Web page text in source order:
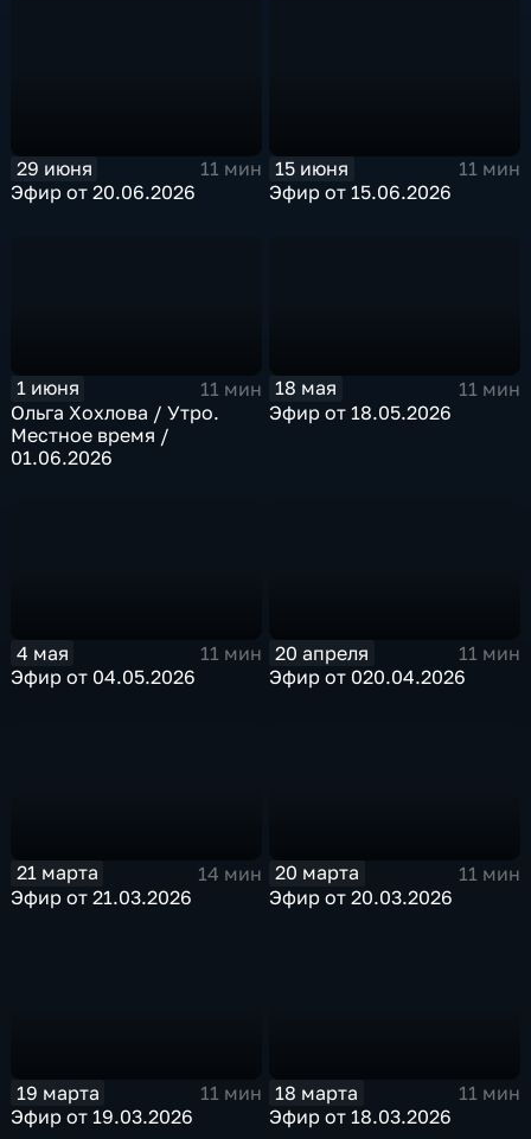
29 июня
11 мин
Эфир от 20.06.2026
15 июня
11 мин
Эфир от 15.06.2026
1 июня
11 мин
Ольга Хохлова / Утро.
Местное время /
01.06.2026
18 мая
11 мин
Эфир от 18.05.2026
4 мая
11 мин
Эфир от 04.05.2026
20 апреля
11 мин
Эфир от 020.04.2026
21 марта
14 мин
Эфир от 21.03.2026
20 марта
11 мин
Эфир от 20.03.2026
19 марта
11 мин
Эфир от 19.03.2026
18 марта
11 мин
Эфир от 18.03.2026